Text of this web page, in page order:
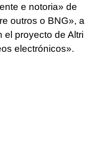
e notoria» de
outros o BNG», a
el proyecto de Altri
electrónicos».